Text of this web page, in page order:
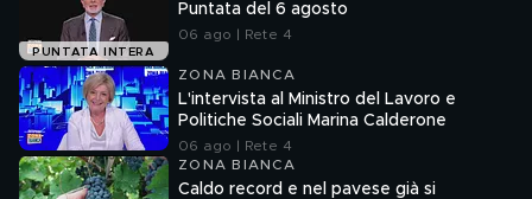
PUNTATA INTERA
Puntata del 6 agosto
06 ago | Rete 4
ZONA BIANCA
L'intervista al Ministro del Lavoro e
Politiche Sociali Marina Calderone
06 ago | Rete 4
ZONA BIANCA
Caldo record e nel pavese già si